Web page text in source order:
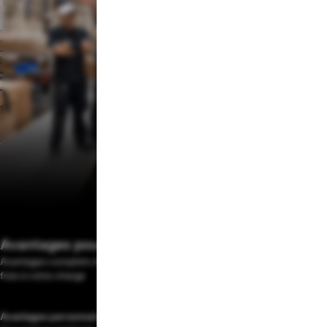
Avantages pour les collaborateurs
Avantages complets dès le premier jour et options disponibles sans
frais à votre charge
Avantages personnels